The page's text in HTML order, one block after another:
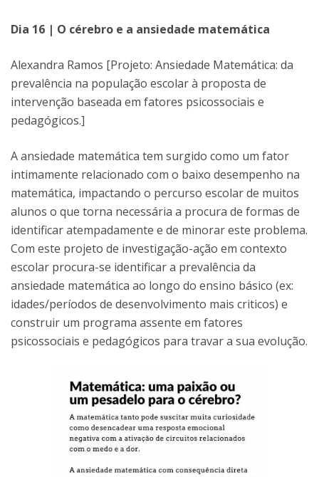
Dia 16 | O cérebro e a ansiedade matemática
Alexandra Ramos [Projeto: Ansiedade Matemática: da
prevalência na população escolar à proposta de
intervenção baseada em fatores psicossociais e
pedagógicos.]
A ansiedade matemática tem surgido como um fator
intimamente relacionado com o baixo desempenho na
matemática, impactando o percurso escolar de muitos
alunos o que torna necessária a procura de formas de
identificar atempadamente e de minorar este problema.
Com este projeto de investigação-ação em contexto
escolar procura-se identificar a prevalência da
ansiedade matemática ao longo do ensino básico (ex:
idades/períodos de desenvolvimento mais criticos) e
construir um programa assente em fatores
psicossociais e pedagógicos para travar a sua evolução.